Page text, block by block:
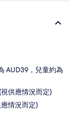
AUD39，兒童約為
視供應情況而定)
應情況而定)